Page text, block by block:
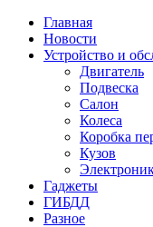
Главная
Новости
Устройство и
Двигатель
Подвеска
Салон
Колеса
Коробка
Кузов
Гаджеты
ГИБДД
Разное